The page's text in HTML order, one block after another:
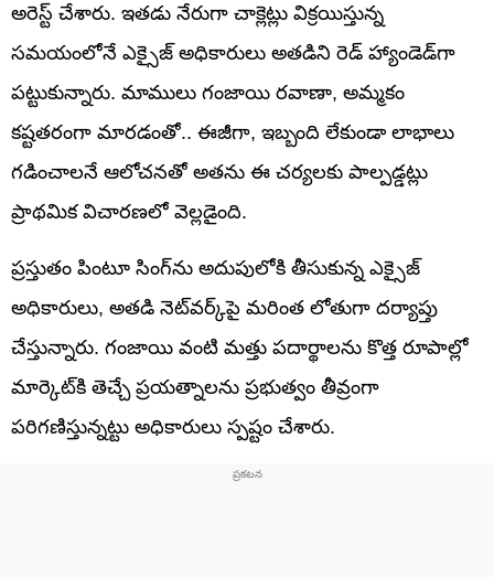
అరెస్ట్ చేశారు. ఇతడు నేరుగా చాక్లెట్లు విక్రయిస్తున్న
సమయంలోనే ఎక్సైజ్ అధికారులు అతడిని రెడ్ హ్యాండెడ్‌గా
పట్టుకున్నారు. మాములు గంజాయి రవాణా, అమ్మకం
కష్టతరంగా మారడంతో.. ఈజీగా, ఇబ్బంది లేకుండా లాభాలు
గడించాలనే ఆలోచనతో అతను ఈ చర్యలకు పాల్పడ్డట్లు
ప్రాథమిక విచారణలో వెల్లడైంది.
ప్రస్తుతం పింటూ సింగ్‌ను అదుపులోకి తీసుకున్న ఎక్సైజ్
అధికారులు, అతడి నెట్‌వర్క్‌పై మరింత లోతుగా దర్యాప్తు
చేస్తున్నారు. గంజాయి వంటి మత్తు పదార్థాలను కొత్త రూపాల్లో
మార్కెట్‌కి తెచ్చే ప్రయత్నాలను ప్రభుత్వం తీవ్రంగా
పరిగణిస్తున్నట్టు అధికారులు స్పష్టం చేశారు.